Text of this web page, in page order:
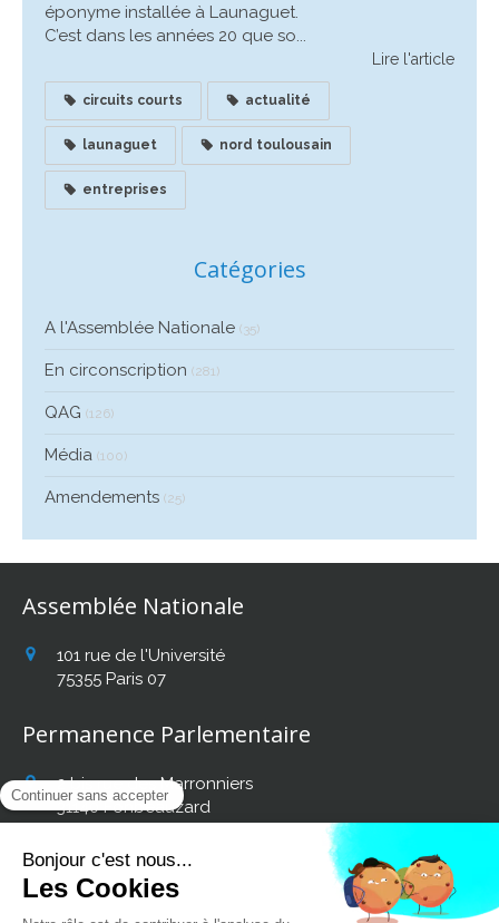
éponyme installée à Launaguet.
C’est dans les années 20 que so...
Lire l'article
circuits courts actualité
launaguet nord toulousain
entreprises
Catégories
A l'Assemblée Nationale (35)
En circonscription (281)
QAG (126)
Média (100)
Amendements (25)
Assemblée Nationale
101 rue de l'Université
75355 Paris 07
Permanence Parlementaire
2 bis rue des Marronniers
31140 Fonbeauzard
Retrouvez mon actualité